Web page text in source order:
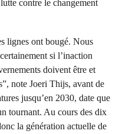
contre le changement
lignes ont bougé. Nous
si l’inaction
doivent être et
note Joeri Thijs, avant de
jusqu’en 2030, date que
tournant. Au cours des dix
la génération actuelle de